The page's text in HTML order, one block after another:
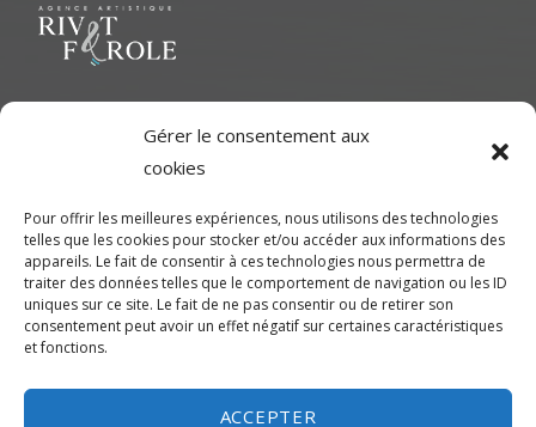
Gérer le consentement aux
cookies
Pour offrir les meilleures expériences, nous utilisons des technologies
telles que les cookies pour stocker et/ou accéder aux informations des
appareils. Le fait de consentir à ces technologies nous permettra de
traiter des données telles que le comportement de navigation ou les ID
uniques sur ce site. Le fait de ne pas consentir ou de retirer son
consentement peut avoir un effet négatif sur certaines caractéristiques
et fonctions.
ACCEPTER
l’article
pour contribuer à une richesse dans le milieu cinématographique
et d'aider les artistes à développer leur plein potentiel.
CONTACTEZ-NOUS
Montréal
450-245-7475 (sans frais de Montréal) ou 514-655-9191
info@rivetferole.com